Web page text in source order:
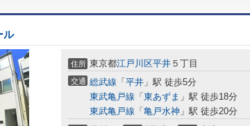
ル
住所 東京都江戸川区平井 ５丁目
交通 総武線 「 平井 」駅 徒歩5分
東武亀戸線 「 東あずま 」駅 徒歩18分
東武亀戸線 「 亀戸水神 」駅 徒歩20分